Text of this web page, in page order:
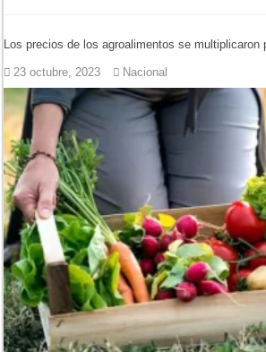
Los precios de los agroalimentos se multiplicaron
23 octubre, 2023 Nacional